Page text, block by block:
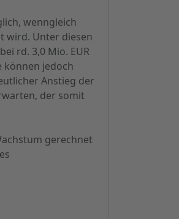
wenngleich
wird. Unter diesen
rd. 3,0 Mio. EUR
können jedoch
Anstieg der
der somit
gerechnet